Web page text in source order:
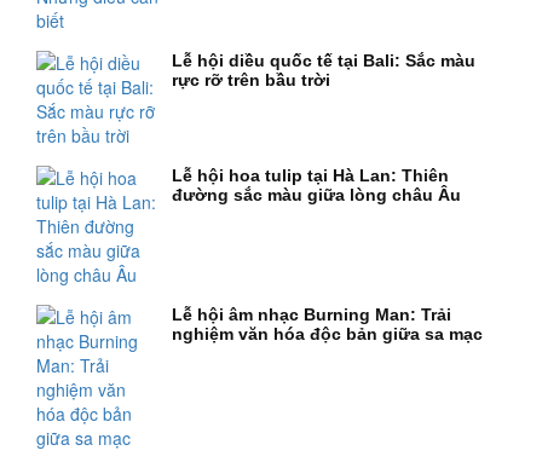
Lễ hội diều quốc tế tại Bali: Sắc màu
rực rỡ trên bầu trời
Lễ hội hoa tulip tại Hà Lan: Thiên
đường sắc màu giữa lòng châu Âu
Lễ hội âm nhạc Burning Man: Trải
nghiệm văn hóa độc bản giữa sa mạc